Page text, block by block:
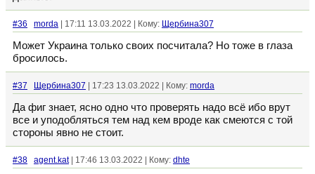
#36 morda | 17:11 13.03.2022 | Кому: Щербина307
Может Украина только своих посчитала? Но тоже в глаза
бросилось.
#37 Щербина307 | 17:23 13.03.2022 | Кому: morda
Да фиг знает, ясно одно что проверять надо всё ибо врут
все и уподобляться тем над кем вроде как смеются с той
стороны явно не стоит.
#38 agent.kat| 17:46 13.03.2022 | Кому: dhte